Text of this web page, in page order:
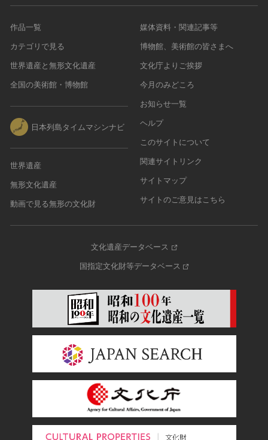
民俗芸能
作品一覧
カテゴリで見る
世界遺産と無形文化遺産
全国の美術館・博物館
日本列島タイムマシンナビ
世界遺産
無形文化遺産
動画で見る無形の文化財
媒体資料・関連記事等
博物館、美術館の皆さまへ
文化庁よりご挨拶
今月のみどころ
お知らせ一覧
ヘルプ
このサイトについて
関連サイトリンク
サイトマップ
サイトのご意見はこちら
文化遺産データベース
国指定文化財等データベース